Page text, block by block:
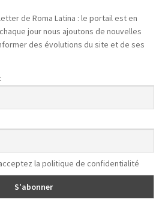
de Roma Latina : le portail est en
jour nous ajoutons de nouvelles
des évolutions du site et de ses
la politique de confidentialité